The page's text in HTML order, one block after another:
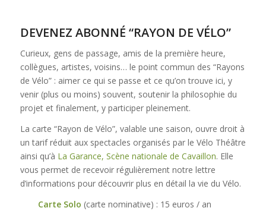
DEVENEZ ABONNÉ “RAYON DE VÉLO”
Curieux, gens de passage, amis de la première heure,
collègues, artistes, voisins… le point commun des “Rayons
de Vélo” : aimer ce qui se passe et ce qu’on trouve ici, y
venir (plus ou moins) souvent, soutenir la philosophie du
projet et finalement, y participer pleinement.
La carte “Rayon de Vélo”, valable une saison, ouvre droit à
un tarif réduit aux spectacles organisés par le Vélo Théâtre
ainsi qu’à La Garance, Scène nationale de Cavaillon. Elle
vous permet de recevoir régulièrement notre lettre
d’informations pour découvrir plus en détail la vie du Vélo.
Carte Solo (carte nominative) : 15 euros / an